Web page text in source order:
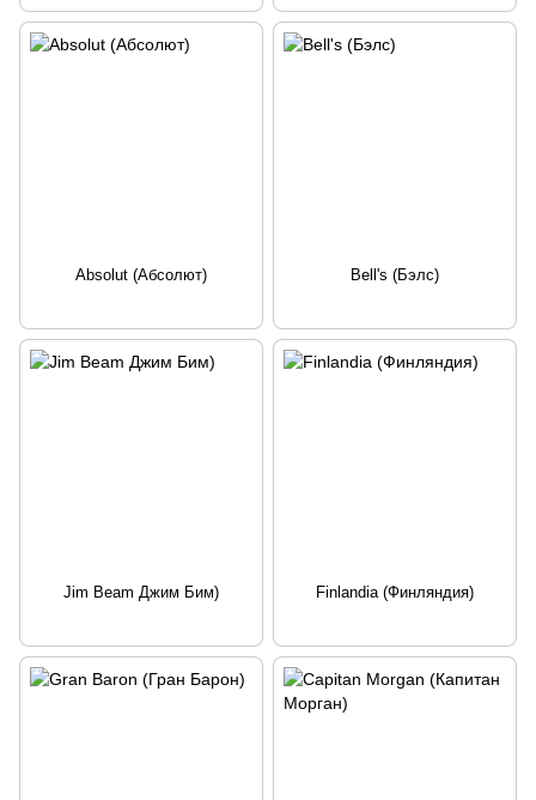
Absolut (Абсолют) Bell's (Бэлс)
Jim Beam Джим Бим) Finlandia (Финляндия)